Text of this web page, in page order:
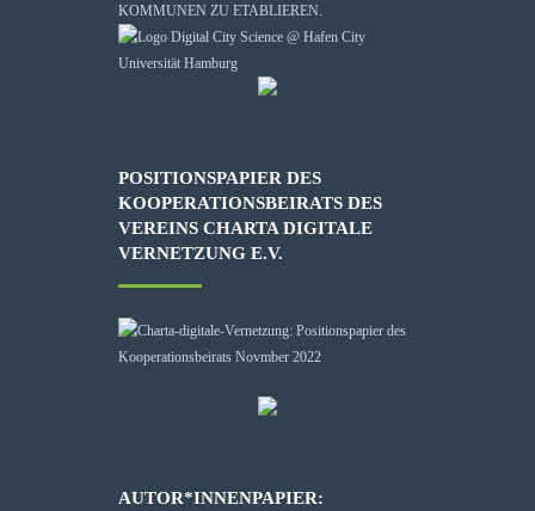
KOMMUNEN ZU ETABLIEREN.
POSITIONSPAPIER DES
KOOPERATIONSBEIRATS DES
VEREINS CHARTA DIGITALE
VERNETZUNG E.V.
AUTOR*INNENPAPIER: